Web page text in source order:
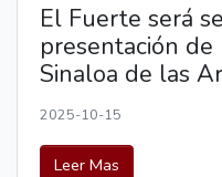
El Fuerte será
presentación
Sinaloa de las
2025-10-15
Leer Mas